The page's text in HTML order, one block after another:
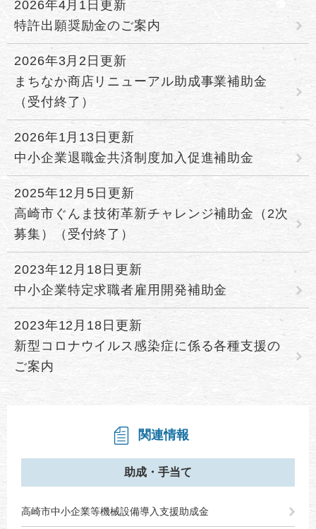
2026年4月1日更新
特許出願奨励金のご案内
2026年3月2日更新
まちなか商店リニューアル助成事業補助金
（受付終了）
2026年1月13日更新
中小企業退職金共済制度加入促進補助金
2025年12月5日更新
高崎市ぐんま技術革新チャレンジ補助金（2次
募集）（受付終了）
2023年12月18日更新
中小企業特定求職者雇用開発補助金
2023年12月18日更新
新型コロナウイルス感染症に係る各種支援の
ご案内
関連情報
助成・手当て
高崎市中小企業等機械設備導入支援助成金